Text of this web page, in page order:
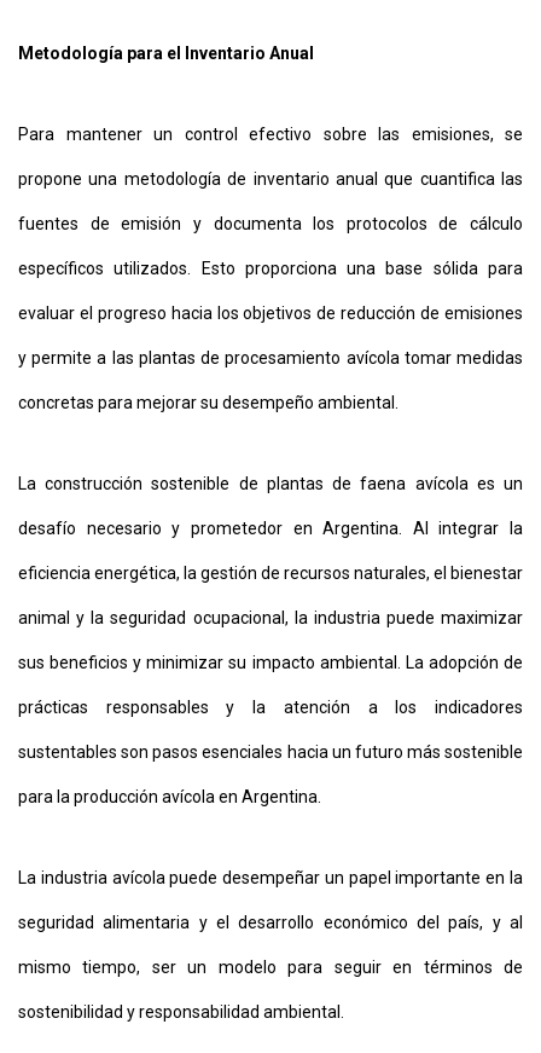
Metodología para el Inventario Anual
Para mantener un control efectivo sobre las emisiones, se
propone una metodología de inventario anual que cuantifica las
fuentes de emisión y documenta los protocolos de cálculo
específicos utilizados. Esto proporciona una base sólida para
evaluar el progreso hacia los objetivos de reducción de emisiones
y permite a las plantas de procesamiento avícola tomar medidas
concretas para mejorar su desempeño ambiental.
La construcción sostenible de plantas de faena avícola es un
desafío necesario y prometedor en Argentina. Al integrar la
eficiencia energética, la gestión de recursos naturales, el bienestar
animal y la seguridad ocupacional, la industria puede maximizar
sus beneficios y minimizar su impacto ambiental. La adopción de
prácticas responsables y la atención a los indicadores
sustentables son pasos esenciales hacia un futuro más sostenible
para la producción avícola en Argentina.
La industria avícola puede desempeñar un papel importante en la
seguridad alimentaria y el desarrollo económico del país, y al
mismo tiempo, ser un modelo para seguir en términos de
sostenibilidad y responsabilidad ambiental.